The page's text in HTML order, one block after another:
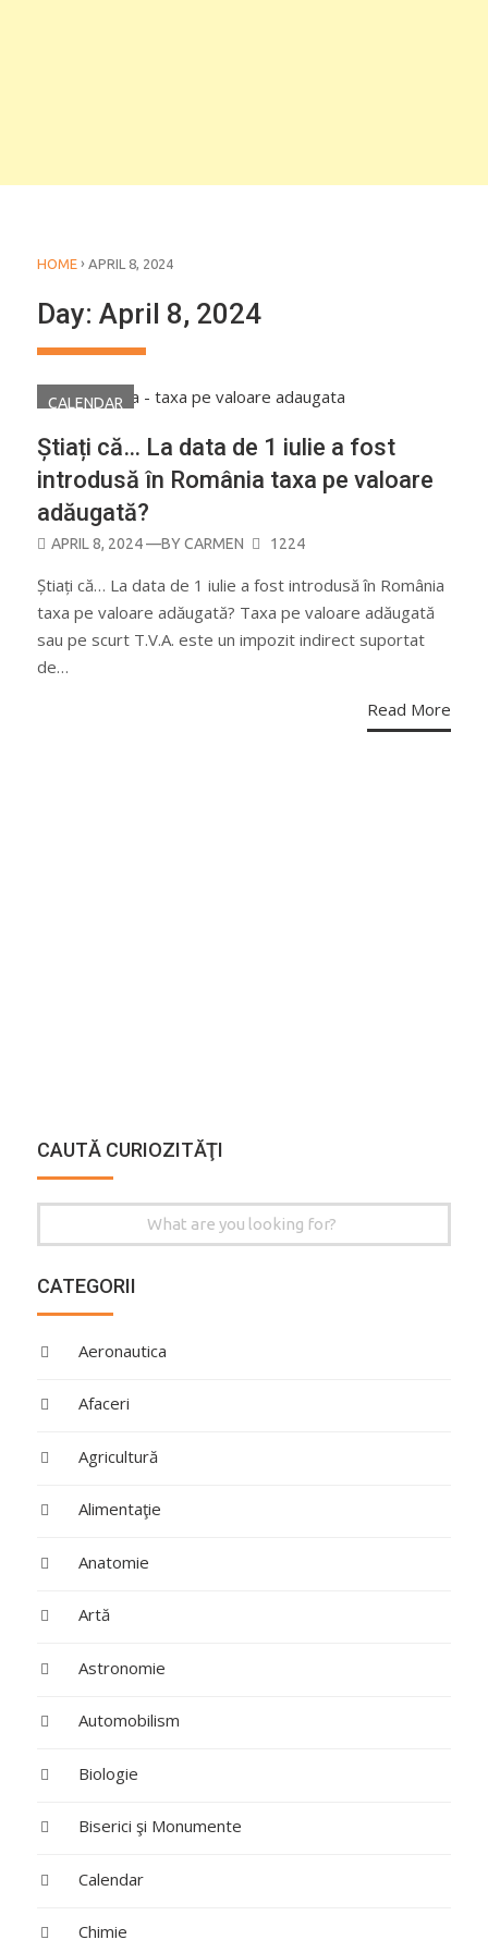
HOME › APRIL 8, 2024
Day: April 8, 2024
CALENDAR
Știați că… La data de 1 iulie a fost
introdusă în România taxa pe valoare
adăugată?
POSTED
APRIL 8, 2024—BYCARMEN 1224
Știați că… La data de 1 iulie a fost introdusă în România
taxa pe valoare adăugată? Taxa pe valoare adăugată
sau pe scurt T.V.A. este un impozit indirect suportat
de…
Read More
CAUTĂ CURIOZITĂŢI
for:
CATEGORII
Aeronautica
Afaceri
Agricultură
Alimentaţie
Anatomie
Artă
Astronomie
Automobilism
Biologie
Biserici şi Monumente
Calendar
Chimie